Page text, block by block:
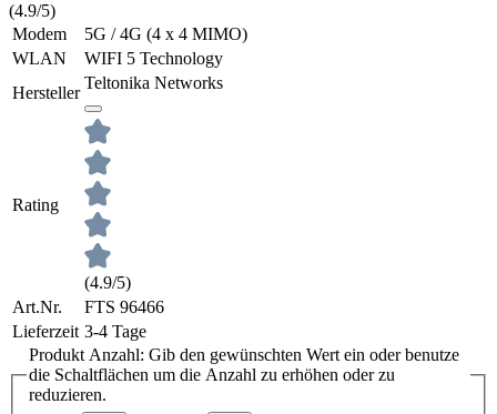
(4.9/5)
Modem
5G / 4G (4 x 4 MIMO)
WLAN
WIFI 5 Technology
Hersteller
Teltonika Networks
Rating
(4.9/5)
Art.Nr.
FTS 96466
Lieferzeit 3-4 Tage
Produkt Anzahl: Gib den gewünschten Wert ein oder benutze
die Schaltflächen um die Anzahl zu erhöhen oder zu
reduzieren.